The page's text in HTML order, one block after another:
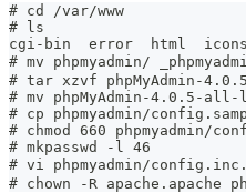
# cd /var/www
# ls
cgi-bin  error
# mv phpmyadmin/
# tar xzvf phpMyAdmin-
# mv phpMyAdmin-4.0.5-all-
# cp phpmyadmin/
# chmod 660 phpmyadmin/
# mkpasswd -l 46
# vi phpmyadmin/
# chown -R apache.apache